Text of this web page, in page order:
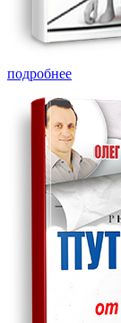
подробнее